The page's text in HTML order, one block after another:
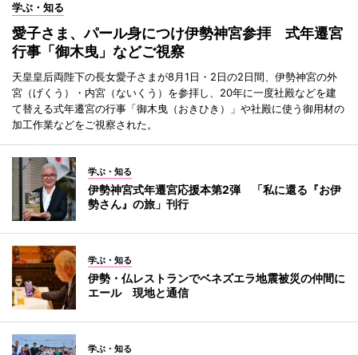
学ぶ・知る
愛子さま、パール身につけ伊勢神宮参拝 式年遷宮
行事「御木曳」などご視察
天皇皇后両陛下の長女愛子さまが8月1日・2日の2日間、伊勢神宮の外
宮（げくう）・内宮（ないくう）を参拝し、20年に一度社殿などを建
て替える式年遷宮の行事「御木曳（おきひき）」や社殿に使う御用材の
加工作業などをご視察された。
学ぶ・知る
伊勢神宮式年遷宮応援本第2弾 「私に還る『お伊
勢さん』の旅」刊行
学ぶ・知る
伊勢・仏レストランでベネズエラ地震被災の仲間に
エール 現地と通信
学ぶ・知る